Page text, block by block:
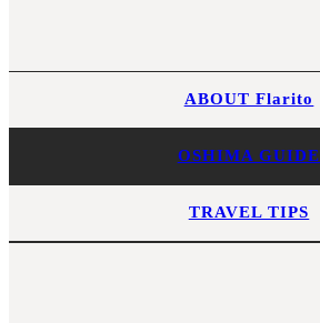
ABOUT Flarito
OSHIMA GUIDE
TRAVEL TIPS